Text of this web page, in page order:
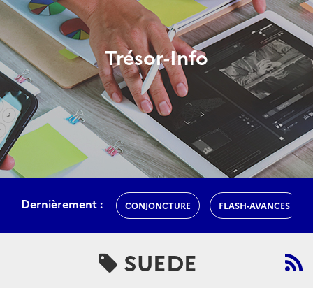
Trésor-Info
Dernièrement : CONJONCTURE FLASH-AVANCES
SUEDE